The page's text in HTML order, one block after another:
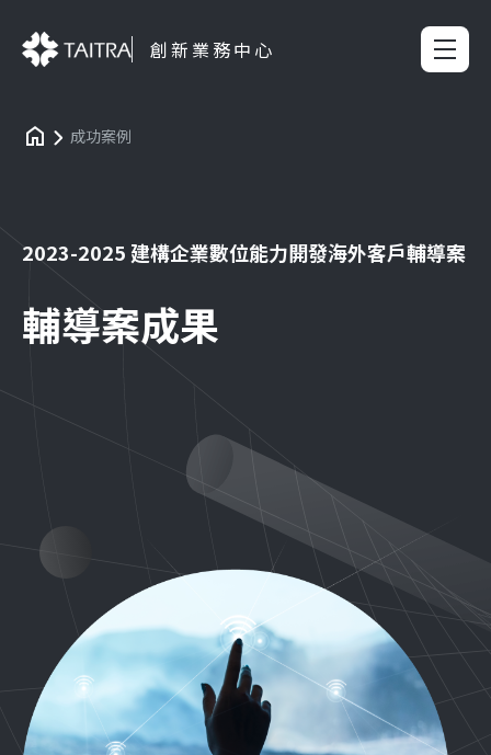
創新業務中心
成功案例
2023-2025 建構企業數位能力開發海外客戶輔導案
輔導案成果